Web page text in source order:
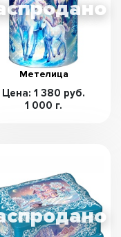
Метелица
Цена: 1 380 руб.
1 000 г.